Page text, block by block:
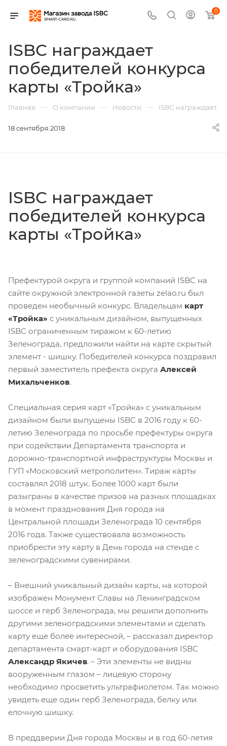
0
ISBC награждает
победителей конкурса
карты «Тройка»
Главная — О компании — Новости — ISBC награждает
18 сентября 2018
ISBC награждает
победителей конкурса
карты «Тройка»
Префектурой округа и группой компаний ISBC на
сайте окружной электронной газеты zelao.ru был
проведен необычный конкурс. Владельцам карт
«Тройка» с уникальным дизайном, выпущенных
ISBC ограниченным тиражом к 60-летию
Зеленограда, предложили найти на карте скрытый
элемент - шишку. Победителей конкурса поздравил
первый заместитель префекта округа Алексей
Михальченков.
Специальная серия карт «Тройка» с уникальным
дизайном были выпущены ISBC в 2016 году к 60-
летию Зеленограда по просьбе префектуры округа
при содействии Департамента транспорта и
дорожно-транспортной инфраструктуры Москвы и
ГУП «Московский метрополитен». Тираж карты
составлял 2018 штук. Более 1000 карт были
разыграны в качестве призов на разных площадках
в момент празднования Дня города на
Центральной площади Зеленограда 10 сентября
2016 года. Также существовала возможность
приобрести эту карту в День города на стенде с
зеленоградскими сувенирами.
– Внешний уникальный дизайн карты, на которой
изображен Монумент Славы на Ленинградском
шоссе и герб Зеленограда, мы решили дополнить
другими зеленоградскими элементами и сделать
карту еще более интересной, – рассказал директор
департамента смарт-карт и оборудования ISBC
Александр Якичев. – Эти элементы не видны
вооруженным глазом – лицевую сторону
необходимо просветить ультрафиолетом. Так можно
увидеть еще один герб Зеленограда, белку или
елочную шишку.
В преддверии Дня города Москвы и в год 60-летия